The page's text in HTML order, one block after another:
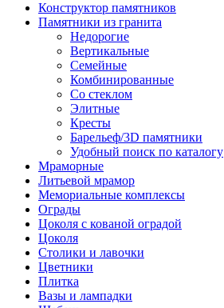
Конструктор памятников
Памятники из гранита
Недорогие
Вертикальные
Семейные
Комбинированные
Со стеклом
Элитные
Кресты
Барельеф/3D памятники
Удобный поиск по каталогу
Мраморные
Литьевой мрамор
Мемориальные комплексы
Ограды
Цоколя с кованой оградой
Цоколя
Столики и лавочки
Цветники
Плитка
Вазы и лампадки